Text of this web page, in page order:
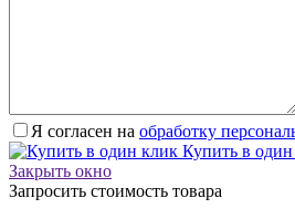
Я согласен на обработку
Купить в
Закрыть окно
Запросить стоимость товара